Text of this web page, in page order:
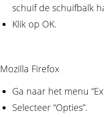
schuif de schuifbalk
Klik op OK.
Mozilla Firefox
Ga naar het menu
Selecteer “Opties”.